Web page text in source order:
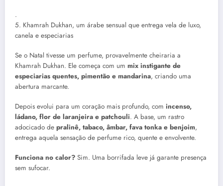
.
5. Khamrah Dukhan, um árabe sensual que entrega vela de luxo,
canela e especiarias
Se o Natal tivesse um perfume, provavelmente cheiraria a
Khamrah Dukhan. Ele começa com um mix instigante de
especiarias quentes, pimentão e mandarina, criando uma
abertura marcante.
Depois evolui para um coração mais profundo, com incenso,
ládano, flor de laranjeira e patchouli. A base, um rastro
adocicado de pralinê, tabaco, âmbar, fava tonka e benjoim,
entrega aquela sensação de perfume rico, quente e envolvente.
Funciona no calor? Sim. Uma borrifada leve já garante presença
sem sufocar.